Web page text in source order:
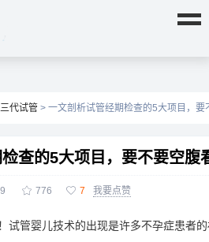
三代试管 > 一文剖析试管经期检查的5大项目，要
查的5大项目，要不要空腹
 776  7 我要点赞
试管婴儿技术的出现是许多不孕症患者